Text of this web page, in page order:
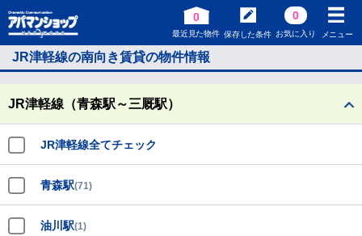
0
最近見た物件 保存した条件
0
お気に入り メニュー
JR津軽線の南向き賃貸の物件情報
JR津軽線（青森駅～三厩駅）
JR津軽線全てチェック
青森駅(71)
油川駅(1)